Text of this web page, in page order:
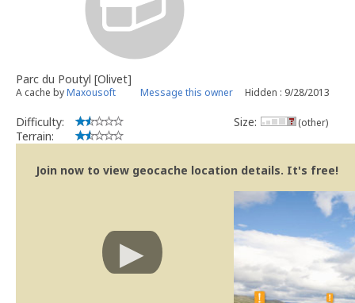
Parc du Poutyl [Olivet]
A cache byMaxousoft Message this owner Hidden : 9/28/2013
Difficulty:
Terrain:
Size: (other)
Join now to view geocache location details. It's free!